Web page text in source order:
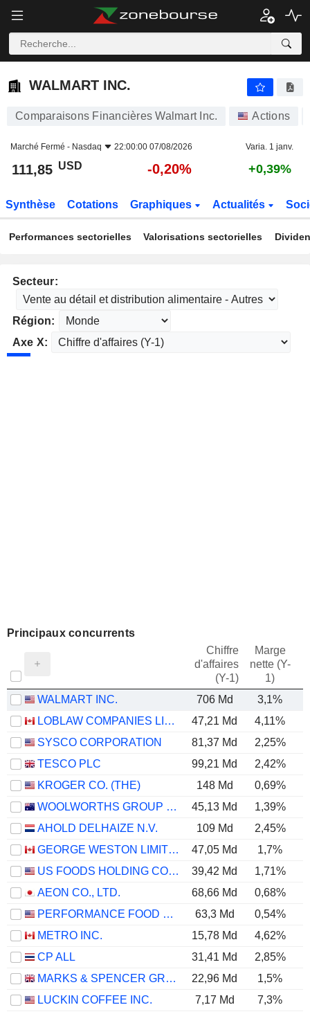
WALMART INC.
WALMART INC.
Comparaisons Financières Walmart Inc. Actions
Marché Fermé - Nasdaq 22:00:00 07/08/2026 Varia. 1 janv.
111,85 USD -0,20% +0,39%
Synthèse Cotations Graphiques Actualités
Performances sectorielles Valorisations sectorielles
Secteur:
Région:
Axe X:
Principaux concurrents
Chiffre
d'affaires
(Y-1)
Marge
nette (Y-
1)
WALMART INC. 706 Md
3,1%
LOBLAW COMPANIES LIMITED
47,21 Md 4,11%
SYSCO CORPORATION
81,37 Md 2,25%
TESCO PLC
99,21 Md 2,42%
KROGER CO. (THE)
148 Md 0,69%
WOOLWORTHS GROUP LIMITED
45,13 Md 1,39%
AHOLD DELHAIZE N.V.
109 Md 2,45%
GEORGE WESTON LIMITED
47,05 Md 1,7%
US FOODS HOLDING CORP.
39,42 Md 1,71%
AEON CO., LTD.
68,66 Md 0,68%
PERFORMANCE FOOD GROUP COMPANY
63,3 Md 0,54%
METRO INC.
15,78 Md 4,62%
CP ALL
31,41 Md 2,85%
MARKS & SPENCER GROUP PLC
22,96 Md 1,5%
LUCKIN COFFEE INC.
7,17 Md 7,3%